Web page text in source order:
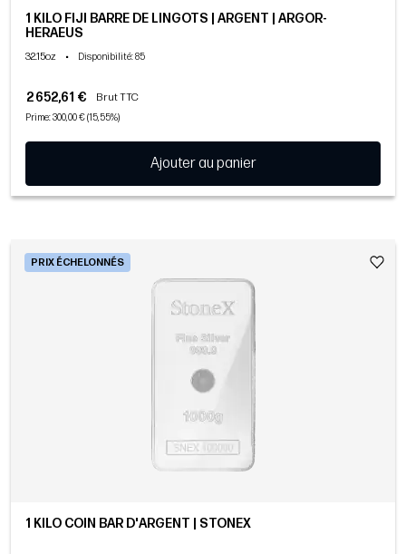
1 KILO FIJI BARRE DE LINGOTS | ARGENT | ARGOR-
HERAEUS
32.15oz • Disponibilité: 85
2 652,61 € Brut TTC
Prime: 300,00 € (15,55%)
Ajouter au panier
PRIX ÉCHELONNÉS
1 KILO COIN BAR D'ARGENT | STONEX